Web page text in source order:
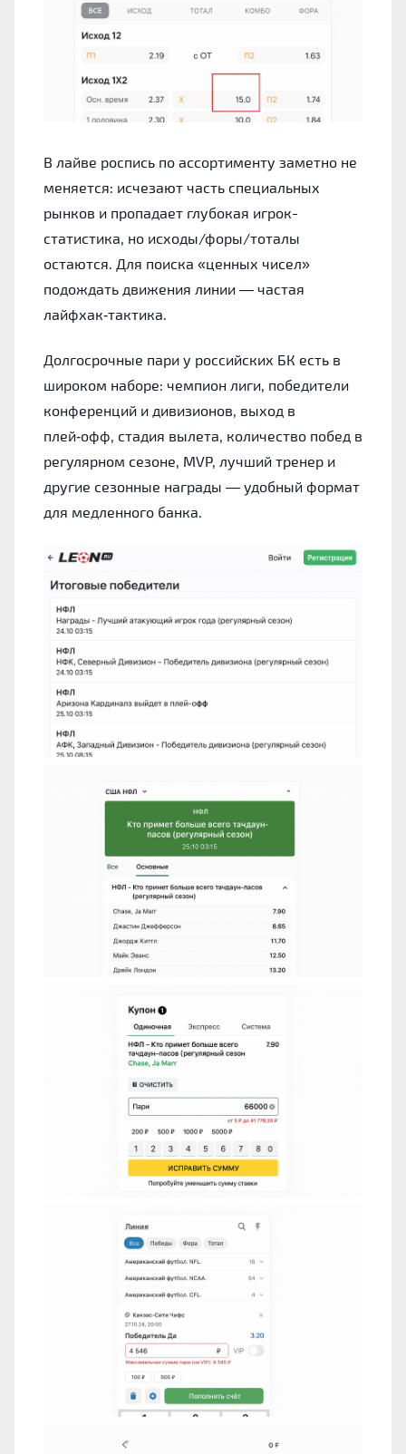
В лайве роспись по ассортименту заметно не
меняется: исчезают часть специальных
рынков и пропадает глубокая игрок-
статистика, но исходы/форы/тоталы
остаются. Для поиска «ценных чисел»
подождать движения линии — частая
лайфхак‑тактика.
Долгосрочные пари у российских БК есть в
широком наборе: чемпион лиги, победители
конференций и дивизионов, выход в
плей‑офф, стадия вылета, количество побед в
регулярном сезоне, MVP, лучший тренер и
другие сезонные награды — удобный формат
для медленного банка.